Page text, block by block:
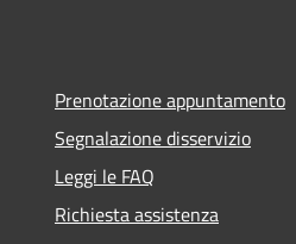
Prenotazione appuntamento
Segnalazione disservizio
Leggi le FAQ
Richiesta assistenza